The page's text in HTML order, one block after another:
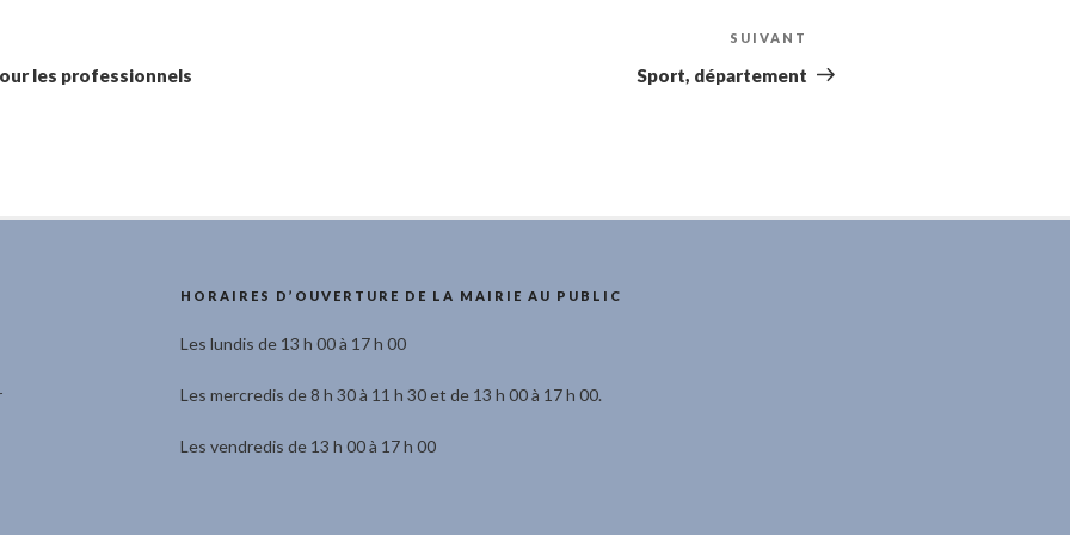
les professionnels
suivant
SUIVANT
Sport, département
HORAIRES D’OUVERTURE DE LA MAIRIE AU PUBLIC
Les lundis de 13 h 00 à 17 h 00
Les mercredis de 8 h 30 à 11 h 30 et de 13 h 00 à 17 h 00.
Les vendredis de 13 h 00 à 17 h 00